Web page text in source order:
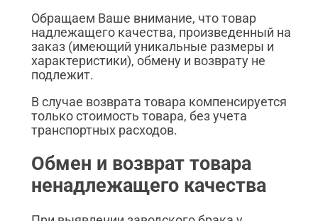
Обращаем Ваше внимание, что товар
надлежащего качества, произведенный на
заказ (имеющий уникальные размеры и
характеристики), обмену и возврату не
подлежит.
В случае возврата товара компенсируется
только стоимость товара, без учета
транспортных расходов.
Обмен и возврат товара
ненадлежащего качества